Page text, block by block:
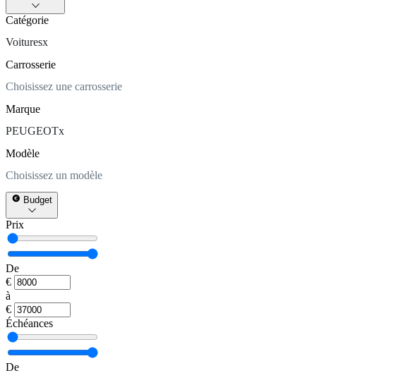
Catégorie
Voituresx
Carrosserie
Choisissez une carrosserie
Marque
PEUGEOTx
Modèle
Choisissez un modèle
Budget
Prix
De
€
à
€
Échéances
De